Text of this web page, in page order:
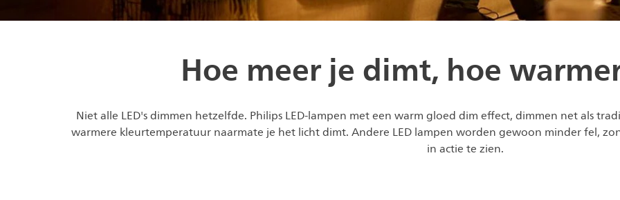
Hoe meer je dimt, hoe
Niet alle LED's dimmen hetzelfde. Philips LED-lampen met een warm gloed dim effect, dimmen net als
warmere kleurtemperatuur naarmate je het licht dimt. Andere LED lampen worden gewoon minder fel,
in actie te zien.